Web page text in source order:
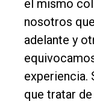
el mismo
nosotros
adelante y
experiencia.
que tratar